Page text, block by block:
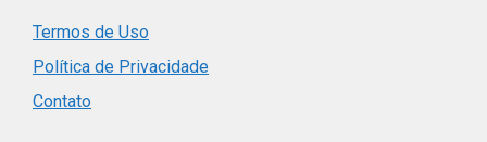
Termos de Uso
Política de Privacidade
Contato